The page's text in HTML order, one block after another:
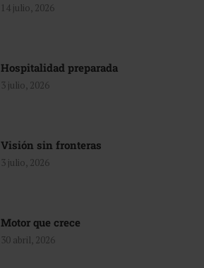
14 julio, 2026
Hospitalidad preparada
3 julio, 2026
Visión sin fronteras
3 julio, 2026
Motor que crece
30 abril, 2026